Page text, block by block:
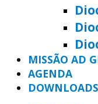
MISSÃO AD
AGENDA
DOWNLOADS